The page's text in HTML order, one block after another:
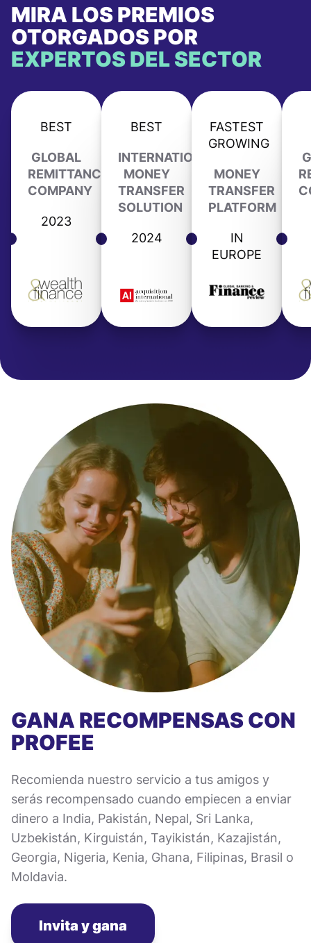
MIRA LOS PREMIOS
OTORGADOS POR
EXPERTOS DEL SECTOR
BEST
GLOBAL
REMITTANCE
COMPANY
2023
BEST
INTERNATIONAL
MONEY
TRANSFER
SOLUTION
2024
FASTEST
GROWING
MONEY
TRANSFER
PLATFORM
IN
EUROPE
GANA RECOMPENSAS CON
PROFEE
Recomienda nuestro servicio a tus amigos y
serás recompensado cuando empiecen a enviar
dinero a India, Pakistán, Nepal, Sri Lanka,
Uzbekistán, Kirguistán, Tayikistán, Kazajistán,
Georgia, Nigeria, Kenia, Ghana, Filipinas, Brasil o
Moldavia.
Invita y gana